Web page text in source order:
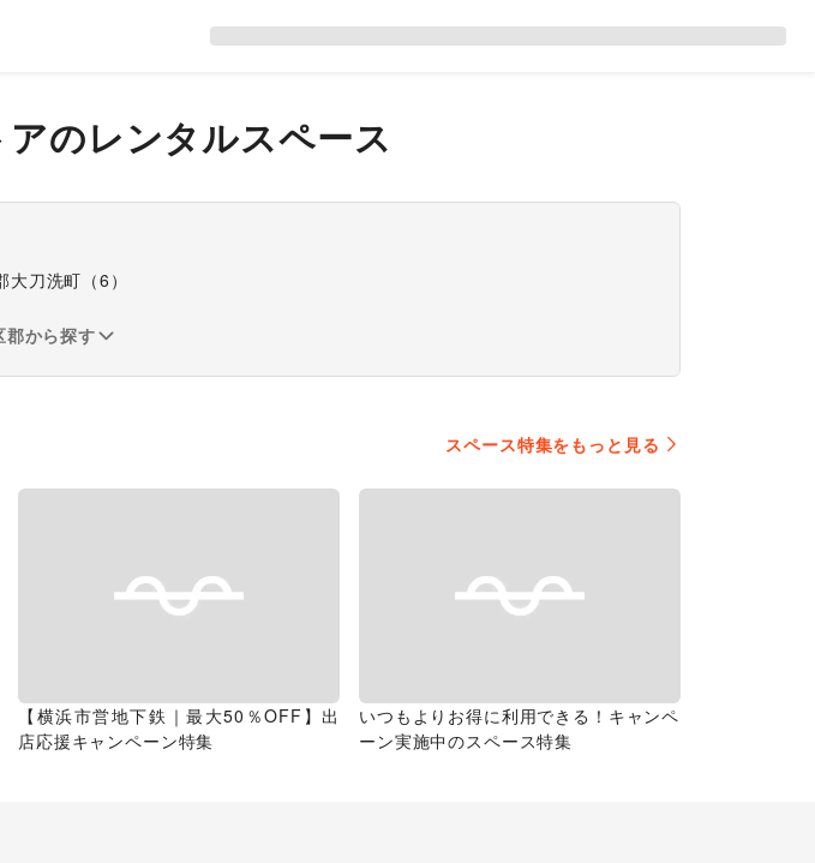
のレンタルスペース
大刀洗町 （6 ）
郡から探す
スペース特集をもっと見る
【横浜市営地下鉄｜最大50％OFF】出
店応援キャンペーン特集
いつもよりお得に利用できる！キャンペ
ーン実施中のスペース特集